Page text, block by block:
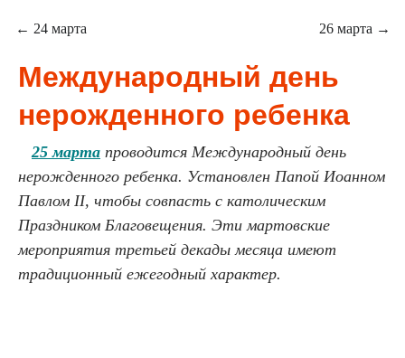
← 24 марта 26 марта →
Международный день
нерожденного ребенка
25 марта проводится Международный день
нерожденного ребенка. Установлен Папой Иоанном
Павлом II, чтобы совпасть с католическим
Праздником Благовещения. Эти мартовские
мероприятия третьей декады месяца имеют
традиционный ежегодный характер.